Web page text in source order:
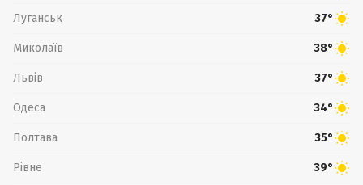
Луганськ 37°
Миколаїв 38°
Львів 37°
Одеса 34°
Полтава 35°
Рівне 39°